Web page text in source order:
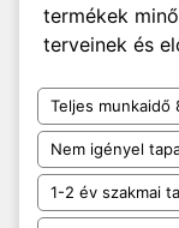
termékek
terveinek és
Teljes munkaidő
Nem igényel
1-2 év szakmai